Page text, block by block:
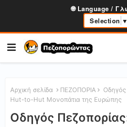
🌐 Language /
Selection ▼
Αρχική σελίδα ΠΕΖΟΠΟΡΙΑ
Οδηγός
Hut-to-Hut Μονοπάτια της Ευρώπης
Οδηγός